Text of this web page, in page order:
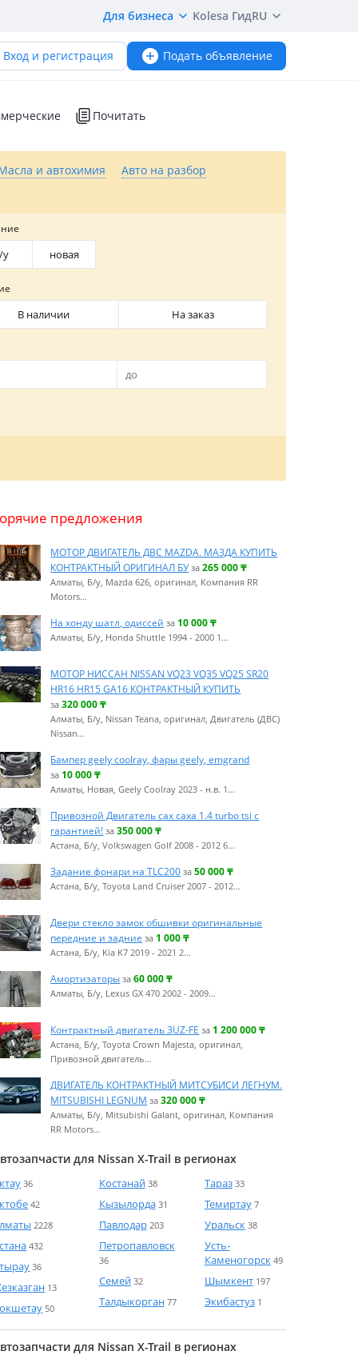
Для бизнеса Kolesa ГидRU
Вход и регистрация Подать объявление
Почитать
и автохимия
Авто на разбор
y новая
В наличии На заказ
предложения
МОТОР ДВИГАТЕЛЬ ДВС MAZDA. МАЗДА КУПИТЬ
КОНТРАКТНЫЙ ОРИГИНАЛ БУ за265 000₸
Алматы, Б/у, Mazda 626, оригинал, Компания RR
Motors…
На хонду шатл, одиссей за 10 000₸
Алматы, Б/у, Honda Shuttle 1994 - 2000 1…
МОТОР НИССАН NISSAN VQ23 VQ35 VQ25 SR20
HR16 HR15 GA16 КОНТРАКТНЫЙ КУПИТЬ
за320 000₸
Алматы, Б/у, Nissan Teana, оригинал, Двигатель (ДВС)
Nissan…
Бампер geely coolray, фары geely, emgrand
за 10 000₸
Алматы, Новая, Geely Coolray 2023 - н.в. 1…
Привозной Двигатель cax caxa 1.4 turbo tsi с
гарантией! за350 000₸
Астана, Б/у, Volkswagen Golf 2008 - 2012 6…
Задание фонари на TLC200 за50 000₸
Астана, Б/у, Toyota Land Cruiser 2007 - 2012…
Двери стекло замок обшивки оригинальные
передние и задние за 1 000₸
Астана, Б/у, Kia K7 2019 - 2021 2…
Амортизаторы за60 000₸
Алматы, Б/у, Lexus GX 470 2002 - 2009…
Контрактный двигатель 3UZ-FE за 1 200 000₸
Астана, Б/у, Toyota Crown Majesta, оригинал,
Привозной двигатель…
ДВИГАТЕЛЬ КОНТРАКТНЫЙ МИТСУБИСИ ЛЕГНУМ.
MITSUBISHI LEGNUM за320 000₸
Алматы, Б/у, Mitsubishi Galant, оригинал, Компания
RR Motors…
для Nissan X-Trail в регионах
36
42
2228
432
36
13
50
Костанай 38
Кызылорда 31
Павлодар 203
Петропавловск
36
Семей 32
Талдыкорган 77
Тараз 33
Темиртау 7
Уральск 38
Усть-
Каменогорск 49
Шымкент 197
Экибастуз 1
для Nissan X-Trail в регионах